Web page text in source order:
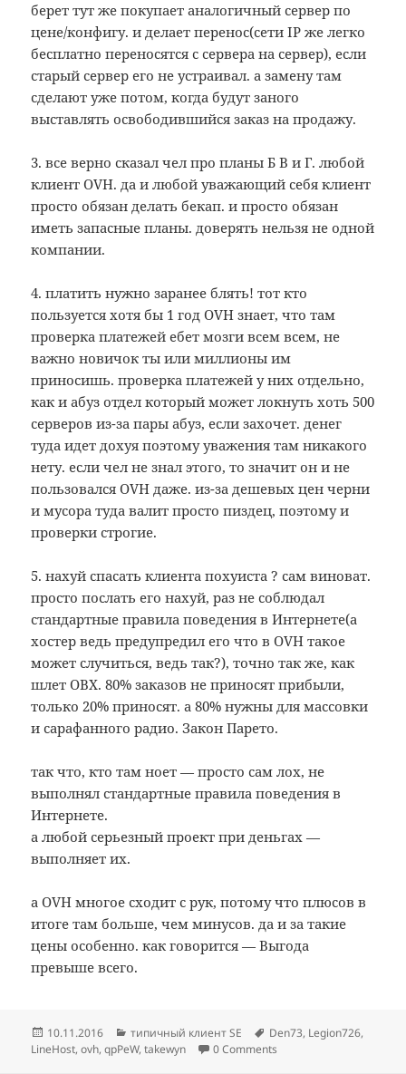
берет тут же покупает аналогичный сервер по
цене/конфигу. и делает перенос(сети IP же легко
бесплатно переносятся с сервера на сервер), если
старый сервер его не устраивал. а замену там
сделают уже потом, когда будут заного
выставлять освободившийся заказ на продажу.
3. все верно сказал чел про планы Б В и Г. любой
клиент OVH. да и любой уважающий себя клиент
просто обязан делать бекап. и просто обязан
иметь запасные планы. доверять нельзя не одной
компании.
4. платить нужно заранее блять! тот кто
пользуется хотя бы 1 год OVH знает, что там
проверка платежей ебет мозги всем всем, не
важно новичок ты или миллионы им
приносишь. проверка платежей у них отдельно,
как и абуз отдел который может локнуть хоть 500
серверов из-за пары абуз, если захочет. денег
туда идет дохуя поэтому уважения там никакого
нету. если чел не знал этого, то значит он и не
пользовался OVH даже. из-за дешевых цен черни
и мусора туда валит просто пиздец, поэтому и
проверки строгие.
5. нахуй спасать клиента похуиста ? сам виноват.
просто послать его нахуй, раз не соблюдал
стандартные правила поведения в Интернете(а
хостер ведь предупредил его что в OVH такое
может случиться, ведь так?), точно так же, как
шлет ОВХ. 80% заказов не приносят прибыли,
только 20% приносят. а 80% нужны для массовки
и сарафанного радио. Закон Парето.
так что, кто там ноет — просто сам лох, не
выполнял стандартные правила поведения в
Интернете.
а любой серьезный проект при деньгах —
выполняет их.
а OVH многое сходит с рук, потому что плюсов в
итоге там больше, чем минусов. да и за такие
цены особенно. как говорится — Выгода
превыше всего.
Опубликовано
10.11.2016 Рубрики
типичный клиент SE Метки
Den73, Legion726,
LineHost,ovh,qpPeW,takewyn 0 Comments